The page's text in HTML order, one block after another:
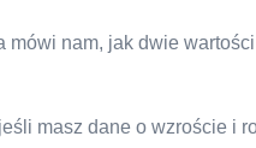
mówi nam, jak dwie
masz dane o wzroście i